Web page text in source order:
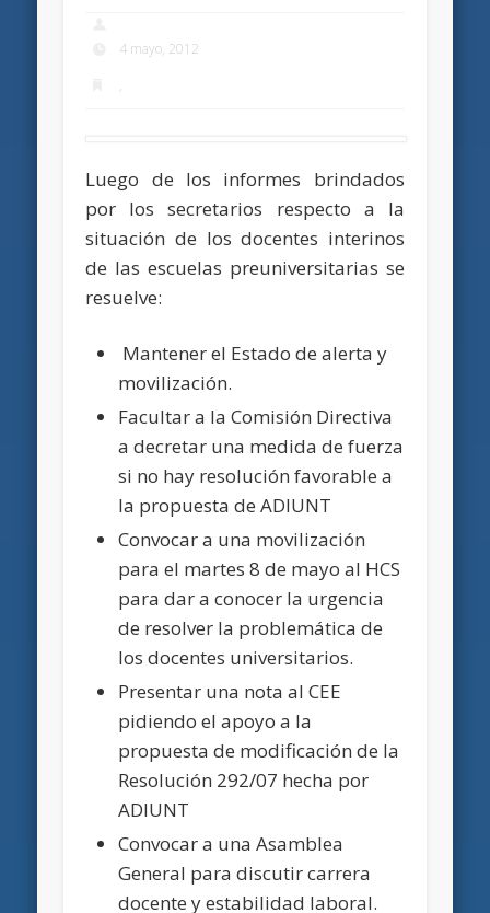
4 mayo, 2012
,
Luego de los informes brindados
por los secretarios respecto a la
situación de los docentes interinos
de las escuelas preuniversitarias se
resuelve:
Mantener el Estado de alerta y
movilización.
Facultar a la Comisión Directiva
a decretar una medida de fuerza
si no hay resolución favorable a
la propuesta de ADIUNT
Convocar a una movilización
para el martes 8 de mayo al HCS
para dar a conocer la urgencia
de resolver la problemática de
los docentes universitarios.
Presentar una nota al CEE
pidiendo el apoyo a la
propuesta de modificación de la
Resolución 292/07 hecha por
ADIUNT
Convocar a una Asamblea
General para discutir carrera
docente y estabilidad laboral.